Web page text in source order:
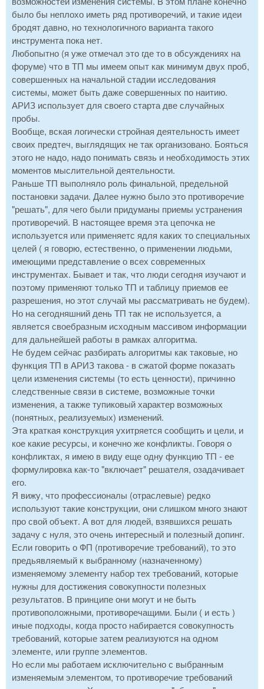
было бы неплохо иметь ряд противоречий, и такие идеи
бродят давно, но технологичного варианта такого
инструмента пока нет.
Любопытно (я уже отмечал это где то в обсуждениях на
форуме) что в ТП мы имеем опыт как минимум двух проб,
совершенных на начальной стадии исследования
системы, может быть даже совершенных по наитию.
АРИЗ использует для своего старта две случайных
пробы.
Вообще, вская логически стройная деятельность имеет
своих предтеч, выглядящих не так организовано. Бояться
этого не надо, надо понимать связь и необходимость этих
моментов мыслительной деятельности.
Раньше ТП выполняло роль финальной, предельной
постановки задачи. Далее нужно было это противоречие
"решать", для чего были придуманы приемы устранения
противоречий. В настоящее время эта цепочка не
используется или применяетс ядля каких то специальных
целей ( я говорю, естественно, о применении людьми,
имеющими представление о всех современных
инструментах. Бывает и так, что люди сегодня изучают и
поэтому применяют только ТП и таблицу приемов ее
разрешения, но этот случай мы рассматривать не будем).
Но на сегодняшний день ТП так не используется, а
является своебразным исходным массивом информации
для дальнейшей работы в рамках алгоритма.
Не будем сейчас разбирать алгоритмы как таковые, но
функция ТП в АРИЗ такова - в сжатой форме показать
цели изменения системы (то есть ценности), причинно
следственные связи в системе, возможные точки
изменения, а также тупиковый характер возможных
(понятных, реализуемых) изменений.
Эта краткая конструкция ухитряется сообщить и цели, и
кое какие ресурсы, и конечно же конфликты. Говоря о
конфликтах, я имею в виду еще одну функцию ТП - ее
формулировка как-то "включает" решателя, озадачивает
его.
Я вижу, что профессионалы (отраслевые) редко
используют такие конструкции, они слишком много знают
про свой объект. А вот для людей, взявшихся решать
задачу с нуля, это очень интересный и полезный допинг.
Если говорить о ФП (противоречие требований), то это
предьявляемый к выбранному (назначенному)
изменяемому элементу набор тех требований, которые
нужны для достижения совокупности полезных
результатов. В принципе они могут и не быть
противоположными, противоречащими. Были ( и есть )
иные подходы, когда просто набирается совокупность
требований, которые затем реализуются на одном
элементе, или группе элементов.
Но если мы работаем исключительно с выбранным
изменяемым элементом, то противоречие требований